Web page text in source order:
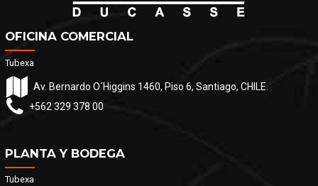
OFICINA COMERCIAL
Tubexa
Av. Bernardo O´Higgins 1460, Piso 6, Santiago, CHILE.
+562 329 378 00
PLANTA Y BODEGA
Tubexa